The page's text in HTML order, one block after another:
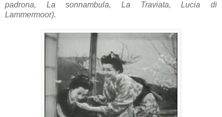
padrona, La sonnambula, La Traviata, Lucia di
Lammermoor).